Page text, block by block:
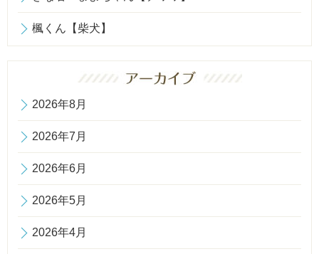
楓くん【柴犬】
2026年8月
2026年7月
2026年6月
2026年5月
2026年4月